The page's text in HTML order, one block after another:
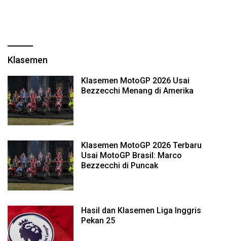
Klasemen
Klasemen MotoGP 2026 Usai
Bezzecchi Menang di Amerika
Klasemen MotoGP 2026 Terbaru
Usai MotoGP Brasil: Marco
Bezzecchi di Puncak
Hasil dan Klasemen Liga Inggris
Pekan 25